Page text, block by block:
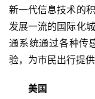
新一代信息技术的
发展一流的国际化
通系统通过各种传
验，为市民出行提
美国